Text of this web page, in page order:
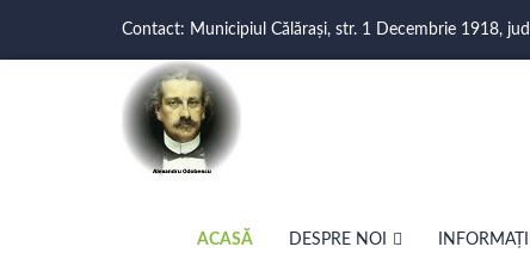
Contact: Municipiul Călărași, str. 1 Decembrie 1918,
ACASĂ DESPRE NOI